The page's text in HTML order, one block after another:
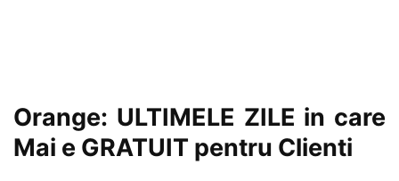
Orange: ULTIMELE ZILE in care
Mai e GRATUIT pentru Clienti